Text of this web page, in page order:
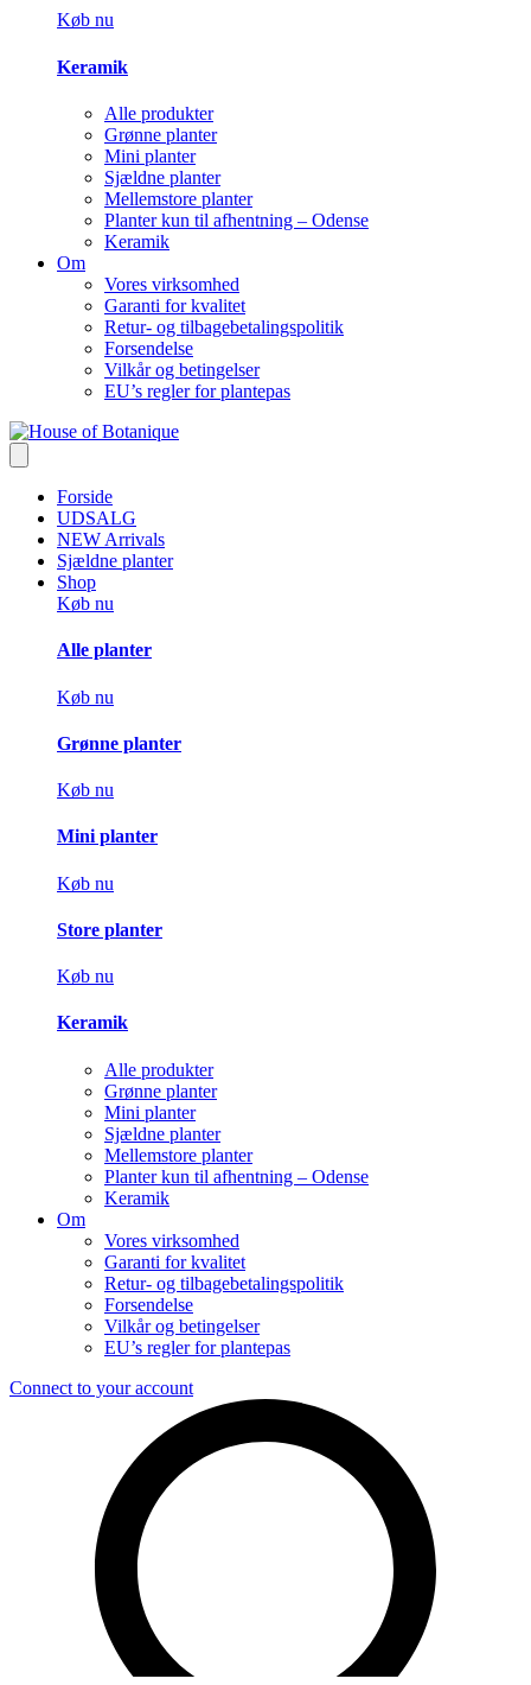
Køb nu
Keramik
Alle produkter
Grønne planter
Mini planter
Sjældne planter
Mellemstore planter
Planter kun til afhentning – Odense
Keramik
Om
Vores virksomhed
Garanti for kvalitet
Retur- og tilbagebetalingspolitik
Forsendelse
Vilkår og betingelser
EU’s regler for plantepas
Forside
UDSALG
NEW Arrivals
Sjældne planter
Shop
Køb nu
Alle planter
Køb nu
Grønne planter
Køb nu
Mini planter
Køb nu
Store planter
Køb nu
Keramik
Alle produkter
Grønne planter
Mini planter
Sjældne planter
Mellemstore planter
Planter kun til afhentning – Odense
Keramik
Om
Vores virksomhed
Garanti for kvalitet
Retur- og tilbagebetalingspolitik
Forsendelse
Vilkår og betingelser
EU’s regler for plantepas
Connect to your account